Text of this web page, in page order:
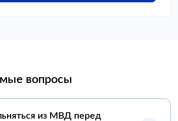
вопросы
из МВД перед